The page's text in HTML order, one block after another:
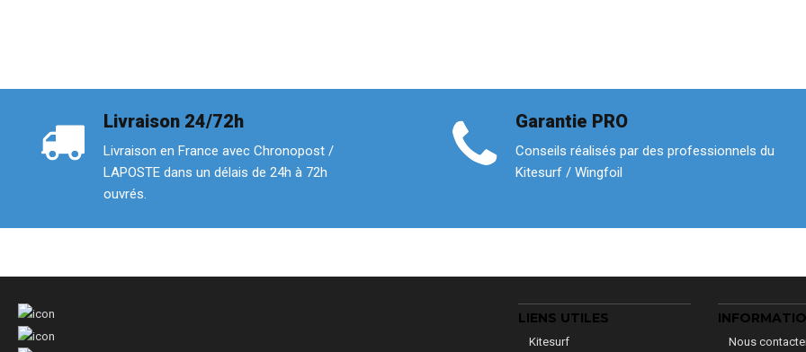
Livraison 24/72h
Livraison en France avec Chronopost /
LAPOSTE dans un délais de 24h à 72h
ouvrés.
Garantie PRO
Conseils réalisés par des professionnels du
Kitesurf / Wingfoil
LIENS UTILES
Kitesurf
Nous